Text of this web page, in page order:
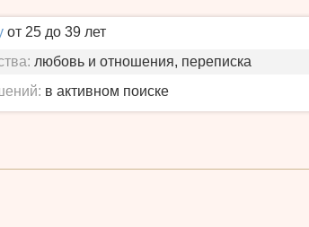
от 25 до 39 лет
любовь и отношения, переписка
в активном поиске